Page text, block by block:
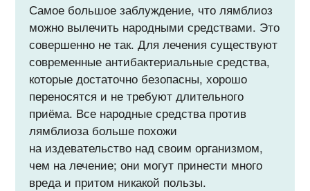
Самое большое заблуждение, что лямблиоз
можно вылечить народными средствами. Это
совершенно не так. Для лечения существуют
современные антибактериальные средства,
которые достаточно безопасны, хорошо
переносятся и не требуют длительного
приёма. Все народные средства против
лямблиоза больше похожи
на издевательство над своим организмом,
чем на лечение; они могут принести много
вреда и притом никакой пользы.